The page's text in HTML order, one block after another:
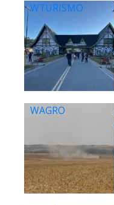
WTURISMO
WAGRO